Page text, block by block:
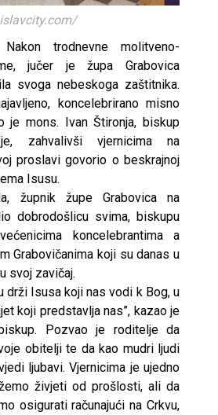
trodnevne molitveno-
jučer je župa Grabovica
svoga nebeskoga zaštitnika.
koncelebrirano misno
je mons. Ivan Štironja, biskup
zahvalivši vjernicima na
proslavi govorio o beskrajnoj
Isusu.
župnik župe Grabovica na
dobrodošlicu svima, biskupu
koncelebrantima a
Grabovičanima koji su danas u
svoj zavičaj.
drži Isusa koji nas vodi k Bog, u
koji predstavlja nas”, kazao je
Pozvao je roditelje da
obitelji te da kao mudri ljudi
ljubavi. Vjernicima je ujedno
živjeti od prošlosti, ali da
osigurati računajući na Crkvu,